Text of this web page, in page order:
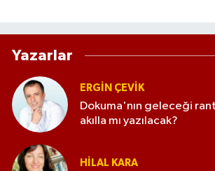
Yazarlar
ERGIN ÇEVİK
Dokuma'nın geleceği
akılla mı yazılacak?
HILAL KARA